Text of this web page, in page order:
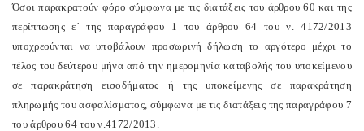
Όσοι παρακρατούν φόρο σύμφωνα με τις διατάξεις του άρθρου 60 και της
περίπτωσης ε΄ της παραγράφου 1 του άρθρου 64 του ν. 4172/2013
υποχρεούνται να υποβάλουν προσωρινή δήλωση το αργότερο μέχρι το
τέλος του δεύτερου μήνα από την ημερομηνία καταβολής του υποκείμενου
σε παρακράτηση εισοδήματος ή της υποκείμενης σε παρακράτηση
πληρωμής του ασφαλίσματος, σύμφωνα με τις διατάξεις της παραγράφου 7
του άρθρου 64 του ν.4172/2013.